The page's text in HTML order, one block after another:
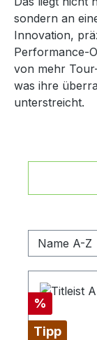
sondern an
Innovation,
Performance-
von mehr
was ihre
unterstreicht.
Rabatt
%
Tipp